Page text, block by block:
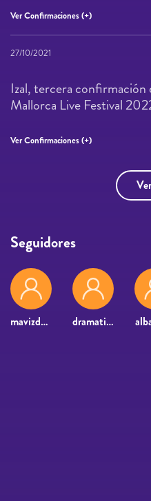
Ver Confirmaciones (+)
27/10/2021
Izal, tercera confirmación
Mallorca Live Festival
Ver Confirmaciones (+)
Seguidores
mavizde03 dramaticpacho